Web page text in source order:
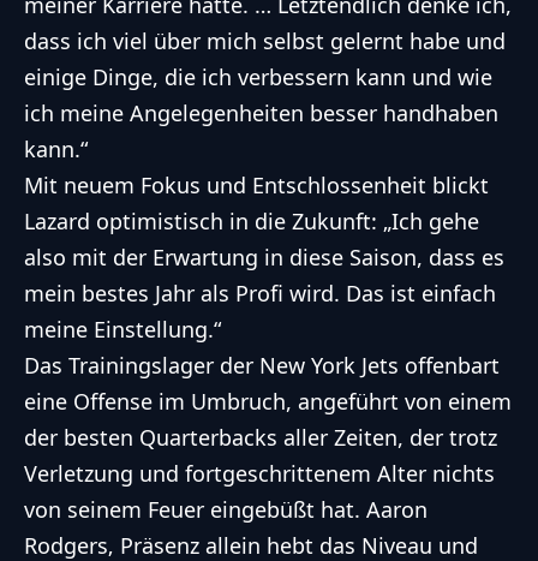
dass ich viel über mich selbst gelernt habe und
einige Dinge, die ich verbessern kann und wie
ich meine Angelegenheiten besser handhaben
kann.“
Mit neuem Fokus und Entschlossenheit blickt
Lazard optimistisch in die Zukunft: „Ich gehe
also mit der Erwartung in diese Saison, dass es
mein bestes Jahr als Profi wird. Das ist einfach
meine Einstellung.“
Das Trainingslager der New York Jets offenbart
eine Offense im Umbruch, angeführt von einem
der besten Quarterbacks aller Zeiten, der trotz
Verletzung und fortgeschrittenem Alter nichts
von seinem Feuer eingebüßt hat. Aaron
Rodgers‚ Präsenz allein hebt das Niveau und